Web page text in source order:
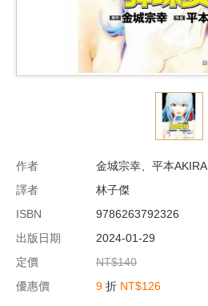
作者
金城宗幸、平本AKIRA
譯者
林子傑
ISBN
9786263792326
出版日期
2024-01-29
定價
NT$140
優惠價
9 折 NT$126